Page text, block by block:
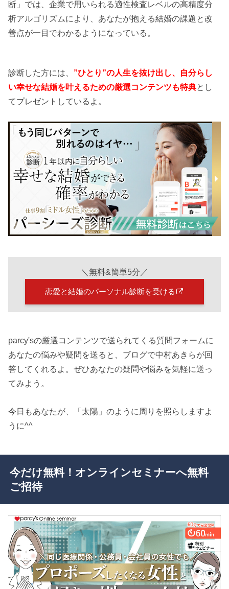
断」では、企業で用いられる適性検査レベルの高精度分
析アルゴリズムにより、あなたが抱える結婚の課題と改
善点が一目でわかるようになっている。
診断した方には、 ”ひとり”の人生を抜け出し、自分らし
い幸せな結婚を叶えるための厳選コンテンツも特典とし
てプレゼントしているよ。
＼無料&簡単5分／
恋愛と結婚のパーソナル診断を受ける
parcy'sの厳選コンテンツで送られてくる質問フォームに
あなたの悩みや疑問を送ると、ブログで中村あきらが回
答してくれるよ。ぜひあなたの疑問や悩みを気軽に送っ
てみよう。
今日もあなたが、「太陽」のように周りを照らしますよ
うに^^
今だけ無料！オンラインセミナーへ無料
ご招待